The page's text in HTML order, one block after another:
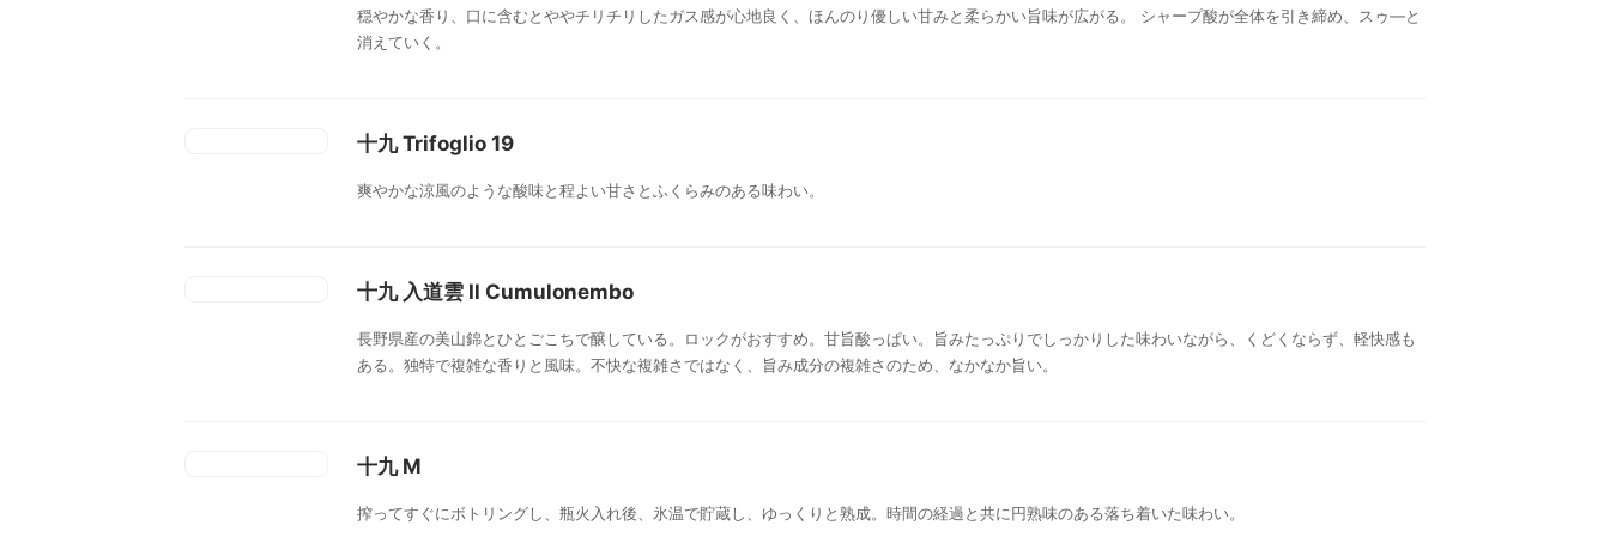
穏やかな香り、口に含むとややチリチリしたガス感が心地良く、ほんのり優しい甘みと柔らかい旨味が広がる。 シャープ酸が全体を引き締め、スゥ―と
消えていく。
十九 Trifoglio 19
爽やかな涼風のような酸味と程よい甘さとふくらみのある味わい。
十九 入道雲 Il Cumulonembo
長野県産の美山錦とひとごこちで醸している。ロックがおすすめ。甘旨酸っぱい。旨みたっぷりでしっかりした味わいながら、くどくならず、軽快感も
ある。独特で複雑な香りと風味。不快な複雑さではなく、旨み成分の複雑さのため、なかなか旨い。
十九 M
搾ってすぐにボトリングし、瓶火入れ後、氷温で貯蔵し、ゆっくりと熟成。時間の経過と共に円熟味のある落ち着いた味わい。